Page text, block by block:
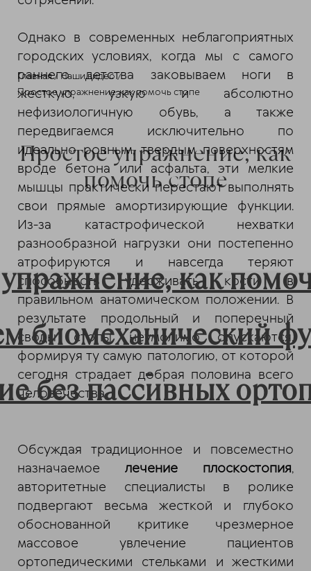
Главная
Наши видео
Простое упражнение, как помочь стопе
Простое упражнение, как
помочь стопе
как
биомеханический
без пассивных
Однако в современных неблагоприятных
городских условиях, когда мы с самого
раннего детства заковываем ноги в
жесткую, узкую и абсолютно
нефизиологичную обувь, а также
передвигаемся исключительно по
идеально ровным, твердым поверхностям
вроде бетона или асфальта, эти мелкие
мышцы практически перестают выполнять
свои прямые амортизирующие функции.
Из-за катастрофической нехватки
разнообразной нагрузки они постепенно
атрофируются и навсегда теряют
способность удерживать кости в
правильном анатомическом положении. В
результате продольный и поперечный
своды стопы неумолимо опускаются,
формируя ту самую патологию, от которой
сегодня страдает добрая половина всего
человечества.
Обсуждая традиционное и повсеместно
назначаемое лечение плоскостопия,
авторитетные специалисты в ролике
подвергают весьма жесткой и глубоко
обоснованной критике чрезмерное
массовое увлечение пациентов
ортопедическими стельками и жесткими